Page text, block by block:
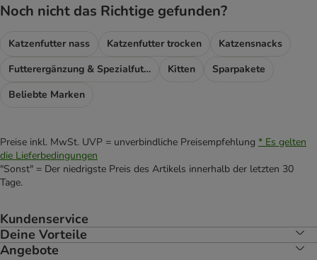
Noch nicht das Richtige gefunden?
Katzenfutter nass Katzenfutter trocken
Katzensnacks
Futterergänzung & Spezialfutter
Kitten
Sparpakete
Beliebte Marken
Preise inkl. MwSt. UVP = unverbindliche Preisempfehlung * Es gelten
die Lieferbedingungen
"Sonst" = Der niedrigste Preis des Artikels innerhalb der letzten 30
Tage.
Kundenservice
Deine Vorteile
Angebote